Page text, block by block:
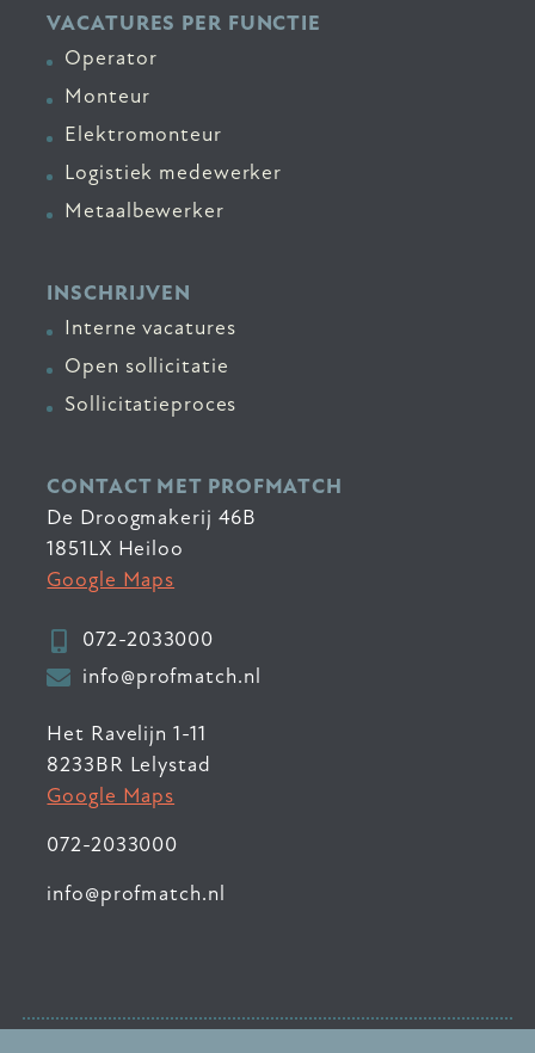
VACATURES PER FUNCTIE
Operator
Monteur
Elektromonteur
Logistiek medewerker
Metaalbewerker
INSCHRIJVEN
Interne vacatures
Open sollicitatie
Sollicitatieproces
CONTACT MET PROFMATCH
De Droogmakerij 46B
1851LX Heiloo
Google Maps
072-2033000
info@profmatch.nl
Het Ravelijn 1-11
8233BR Lelystad
Google Maps
072-2033000
info@profmatch.nl